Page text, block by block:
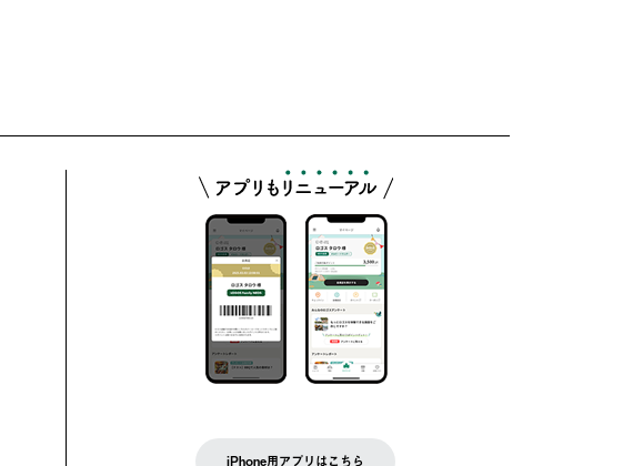
iPhone用アプリはこちら